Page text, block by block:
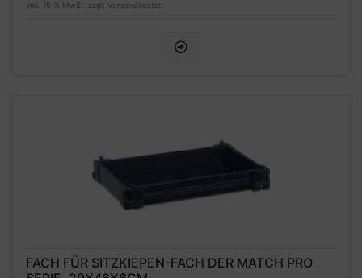
inkl. 19 % MwSt. zzgl. Versandkosten
FACH FÜR SITZKIEPEN-FACH DER MATCH PRO